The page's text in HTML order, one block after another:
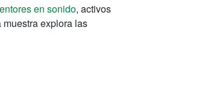
en sonido, activos
explora las